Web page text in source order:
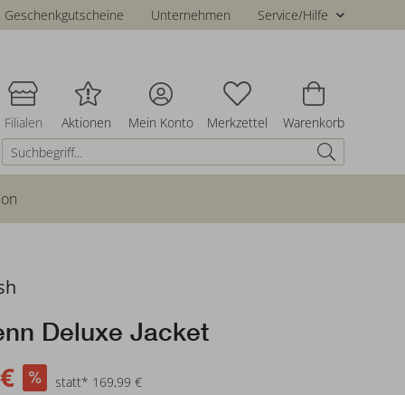
Geschenkgutscheine Unternehmen Service/Hilfe
Filialen Aktionen Mein Konto Merkzettel Warenkorb
Deluxe Jacket
statt* 169,99 €